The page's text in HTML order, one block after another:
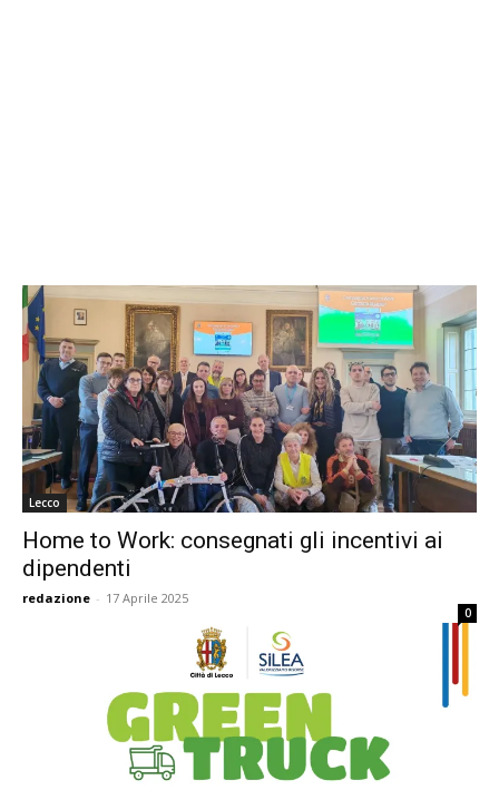
Lecco
Home to Work: consegnati gli incentivi ai
dipendenti
redazione - 17 Aprile 2025
0